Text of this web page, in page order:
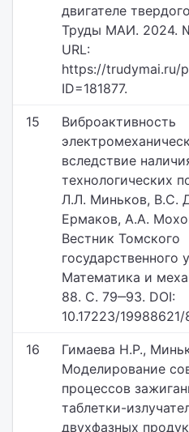
двигателе
Труды МАИ. 2024.
URL:
https://trudymai.ru/
ID=181877.
15
Виброактивность
вследствие
технологических
Л.Л. Миньков, В.С.
Ермаков, А.А.
Вестник Томского
государственного
Математика и
88. С. 79‒93. DOI:
10.17223/
16
Гимаева Н.Р.,
Моделирование
процессов
таблетки-
двухфазных